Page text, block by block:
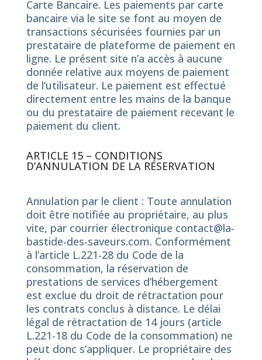
Carte Bancaire. Les paiements par carte
bancaire via le site se font au moyen de
transactions sécurisées fournies par un
prestataire de plateforme de paiement en
ligne. Le présent site n’a accès à aucune
donnée relative aux moyens de paiement
de l’utilisateur. Le paiement est effectué
directement entre les mains de la banque
ou du prestataire de paiement recevant le
paiement du client.
ARTICLE 15 – CONDITIONS
D’ANNULATION DE LA RÉSERVATION
Annulation par le client : Toute annulation
doit être notifiée au propriétaire, au plus
vite, par courrier électronique contact@la-
bastide-des-saveurs.com. Conformément
à l’article L.221-28 du Code de la
consommation, la réservation de
prestations de services d’hébergement
est exclue du droit de rétractation pour
les contrats conclus à distance. Le délai
légal de rétractation de 14 jours (article
L.221-18 du Code de la consommation) ne
peut donc s’appliquer. Le propriétaire des